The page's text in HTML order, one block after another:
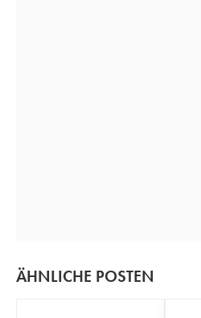
ÄHNLICHE POSTEN